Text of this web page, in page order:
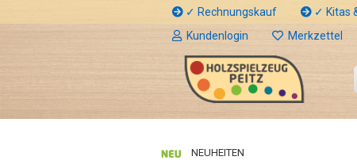
✓ Rechnungskauf ✓ Kitas
Kundenlogin
Merkzettel
NEUHEITEN